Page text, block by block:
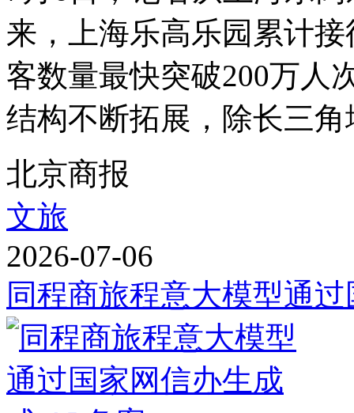
来，上海乐高乐园累计
客数量最快突破200万人
结构不断拓展，除长三
北京商报
文旅
2026-07-06
同程商旅程意大模型通